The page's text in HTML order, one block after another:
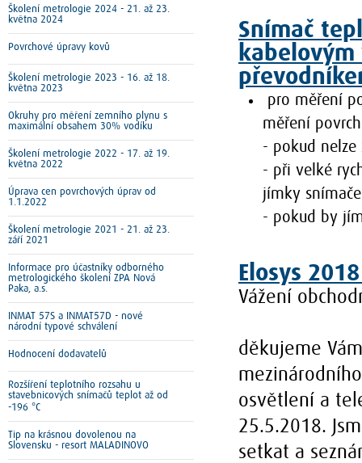
Snímač
pro měření
měření
- pokud nelze
- při velké
jímky snímače
- pokud by
Elosys
Vážení
děkujeme
osvětlení a
25.5.2018.
setkat a
Školení metrologie 2024 - 21. až 23.
května 2024
Povrchové úpravy kovů
Školení metrologie 2023 - 16. až 18.
května 2023
Okruhy pro měření zemního plynu s
maximální obsahem 30% vodíku
Školení metrologie 2022 - 17. až 19.
května 2022
Úprava cen povrchových úprav od
1.1.2022
Školení metrologie 2021 - 21. až 23.
září 2021
Informace pro účastníky odborného
metrologického školení ZPA Nová
Paka, a.s.
INMAT 57S a INMAT57D - nové
národní typové schválení
Hodnocení dodavatelů
Rozšíření teplotního rozsahu u
stavebnicových snímačů teplot až od
-196 °C
Tip na krásnou dovolenou na
Slovensku - resort MALADINOVO